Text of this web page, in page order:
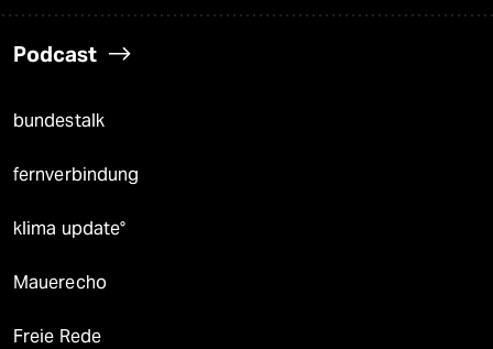
Podcast
bundestalk
fernverbindung
klima update°
Mauerecho
Freie Rede